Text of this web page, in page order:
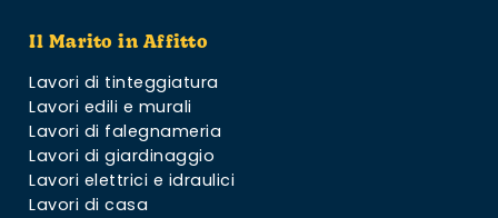
Il Marito in Affitto
Lavori di tinteggiatura
Lavori edili e murali
Lavori di falegnameria
Lavori di giardinaggio
Lavori elettrici e idraulici
Lavori di casa